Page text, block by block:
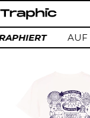
zum
Inhalt